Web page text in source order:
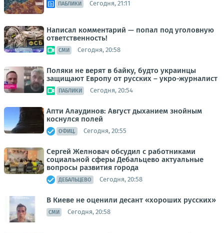
ПАБЛИКИ Сегодня, 21:11
Написал комментарий — попал под уголовную
ответственность!
СМИ Сегодня, 20:58
Поляки не верят в байку, будто украинцы
защищают Европу от русских – укро-журналист
ПАБЛИКИ Сегодня, 20:54
Апти Алаудинов: Август дыханием знойным
коснулся полей
ОФИЦ. Сегодня, 20:55
Сергей Желновач обсудил с работниками
социальной сферы Дебальцево актуальные
вопросы развития города
ДЕБАЛЬЦЕВО Сегодня, 20:58
В Киеве не оценили десант «хороших русских»
СМИ Сегодня, 20:58